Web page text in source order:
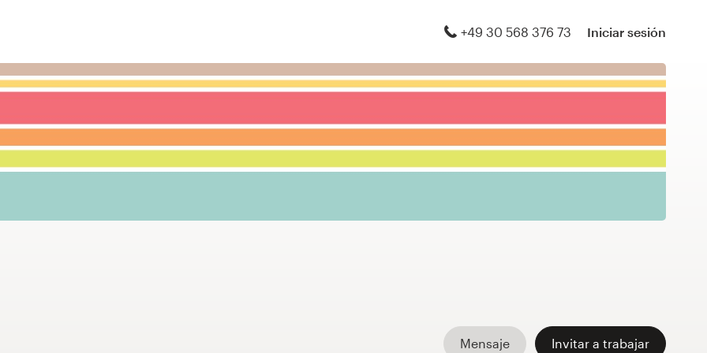
+49 30 568 376 73 Iniciar sesión
Mensaje Invitar a trabajar